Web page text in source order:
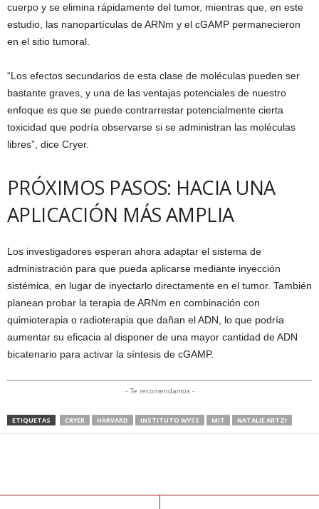
cuerpo y se elimina rápidamente del tumor, mientras que, en este
estudio, las nanopartículas de ARNm y el cGAMP permanecieron
en el sitio tumoral.
“Los efectos secundarios de esta clase de moléculas pueden ser
bastante graves, y una de las ventajas potenciales de nuestro
enfoque es que se puede contrarrestar potencialmente cierta
toxicidad que podría observarse si se administran las moléculas
libres”, dice Cryer.
PRÓXIMOS PASOS: HACIA UNA
APLICACIÓN MÁS AMPLIA
Los investigadores esperan ahora adaptar el sistema de
administración para que pueda aplicarse mediante inyección
sistémica, en lugar de inyectarlo directamente en el tumor. También
planean probar la terapia de ARNm en combinación con
quimioterapia o radioterapia que dañan el ADN, lo que podría
aumentar su eficacia al disponer de una mayor cantidad de ADN
bicatenario para activar la síntesis de cGAMP.
- Te recomendamos -
ETIQUETAS CRYER HARVARD INSTITUTO WYSS MIT NATALIE ARTZI